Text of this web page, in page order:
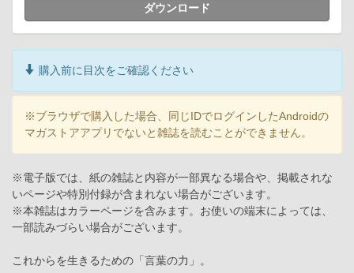
ダウンロード
購入前に目次をご確認ください
※ブラウザで購入した場合、同じIDでログインしたAndroidの
マガストアアプリでないと雑誌を読むことができません。
※電子版では、紙の雑誌と内容が一部異なる場合や、掲載されな
いページや特別付録が含まれない場合がございます。
※本雑誌はカラーページを含みます。お使いの端末によっては、
一部読みづらい場合がございます。
これからを生きるための「言葉の力」。